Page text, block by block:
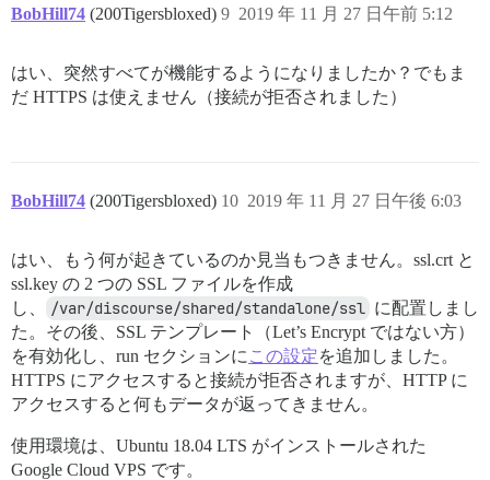
BobHill74 (200Tigersbloxed) 2019 年 11 月 27 日午前 5:12
9
はい、突然すべてが機能するようになりましたか？でもま
だ HTTPS は使えません（接続が拒否されました）
BobHill74 (200Tigersbloxed) 2019 年 11 月 27 日午後 6:03
10
はい、もう何が起きているのか見当もつきません。ssl.crt と
ssl.key の 2 つの SSL ファイルを作成
し、
/var/discourse/shared/standalone/ssl に配置しまし
た。その後、SSL テンプレート（Let’s Encrypt ではない方）
を有効化し、run セクションに この設定を追加しました。
HTTPS にアクセスすると接続が拒否されますが、HTTP に
アクセスすると何もデータが返ってきません。
使用環境は、Ubuntu 18.04 LTS がインストールされた
Google Cloud VPS です。